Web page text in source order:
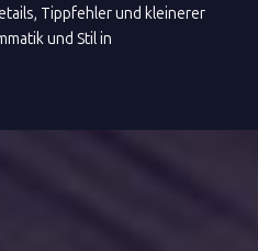
Tippfehler und kleinerer
und Stil in